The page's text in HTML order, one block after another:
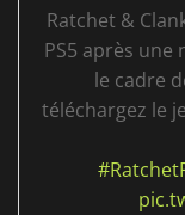
Ratchet &
PS5 après une
le cadre
téléchargez le